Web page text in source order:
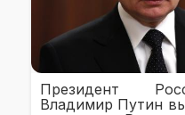
Президент
Владимир Путин